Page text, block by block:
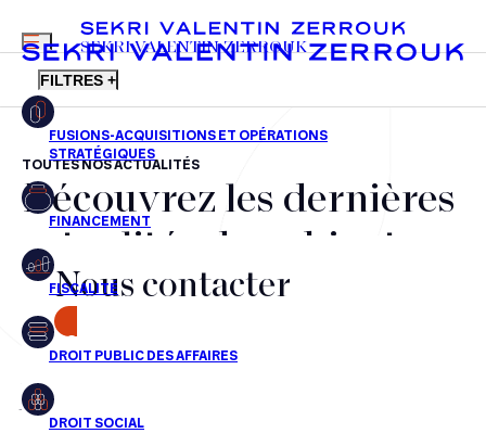
FR EN
MENU
SEKRI VALENTIN ZERROUK
FILTRES +
Fusions-acquisitions et opérations stratégiques
Financement
Fiscalité
Droit public des affaires
Droit social
TOUTES NOS ACTUALITÉS
Découvrez les dernières
actualités du cabinet,
nos récompenses et nos
transactions, jour après
jour
Nous contacter